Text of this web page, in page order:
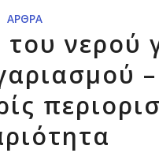
ΆΡΘΡΑ
νερού